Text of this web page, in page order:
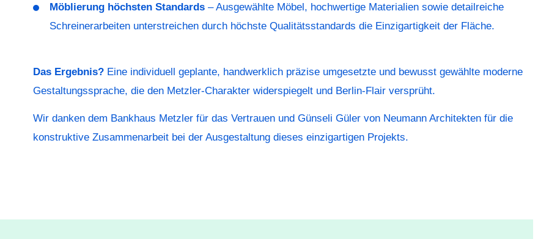
Möblierung höchsten Standards– Ausgewählte Möbel, hochwertige Materialien sowie detailreiche
Schreinerarbeiten unterstreichen durch höchste Qualitätsstandards die Einzigartigkeit der Fläche.
Das Ergebnis?Eine individuell geplante, handwerklich präzise umgesetzte und bewusst gewählte moderne
Gestaltungssprache, die den Metzler-Charakter widerspiegelt und Berlin-Flair versprüht.
Wir danken dem Bankhaus Metzler für das Vertrauen und Günseli Güler von Neumann Architekten für die
konstruktive Zusammenarbeit bei der Ausgestaltung dieses einzigartigen Projekts.